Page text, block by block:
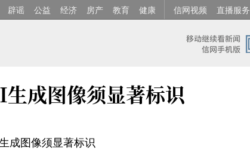
辟谣 公益 经济 房产 教育 健康 信网视频 直播服务
成图像须显著标识
成图像须显著标识